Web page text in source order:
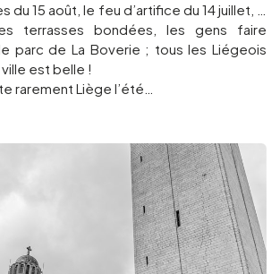
du 15 août, le feu d’artifice du 14 juillet, …
terrasses bondées, les gens faire
parc de La Boverie ; tous les Liégeois
est belle !
rarement Liège l’été…